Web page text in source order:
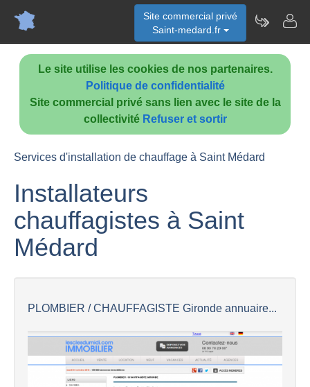
Le site utilise les cookies de nos partenaires.
Politique de confidentialité
Site commercial privé sans lien avec le site de la
collectivité Refuser et sortir
Site commercial privé
Saint-medard.fr
Services d'installation de chauffage à Saint Médard
Installateurs
chauffagistes à Saint
Médard
PLOMBIER / CHAUFFAGISTE Gironde annuaire...